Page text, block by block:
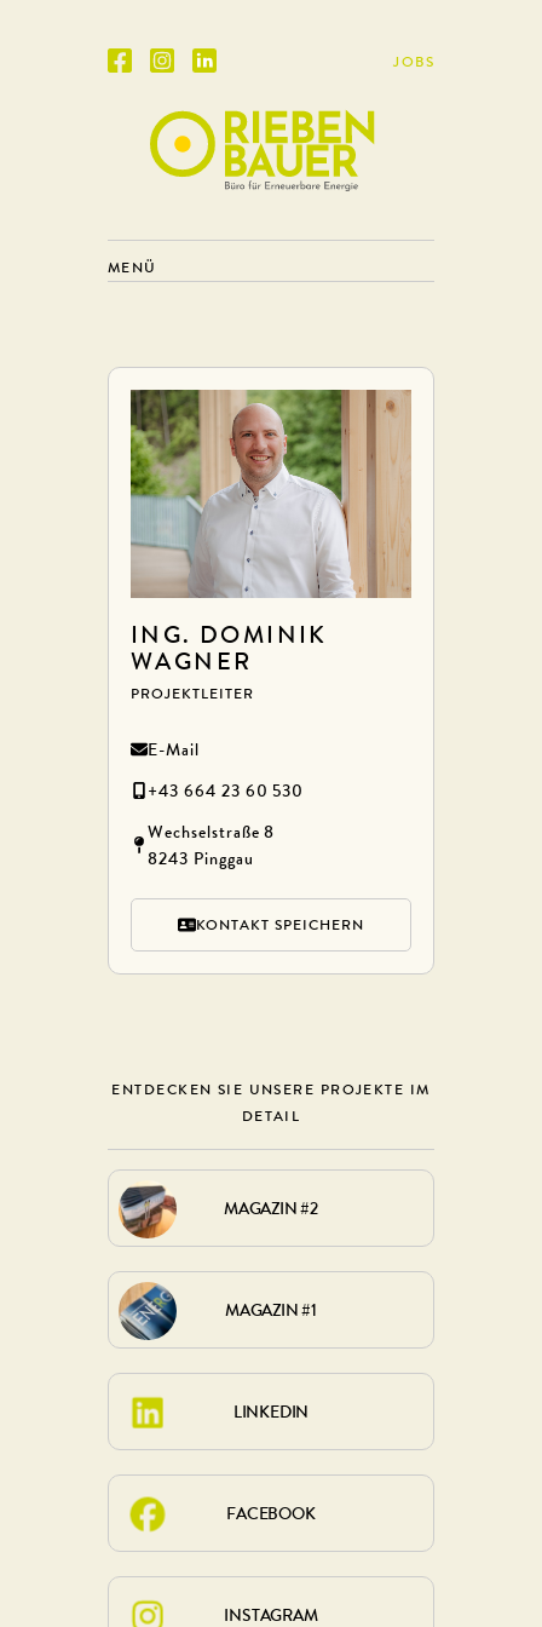
JOBS
MENÜ
ING. DOMINIK
WAGNER
PROJEKTLEITER
E-Mail
+43 664 23 60 530
Wechselstraße 8
8243 Pinggau
KONTAKT SPEICHERN
ENTDECKEN SIE UNSERE PROJEKTE IM
DETAIL
MAGAZIN #2
MAGAZIN #1
LINKEDIN
FACEBOOK
INSTAGRAM